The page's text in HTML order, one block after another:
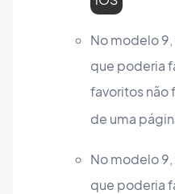
No modelo
que poderia
favoritos não
de uma
No modelo
que poderia